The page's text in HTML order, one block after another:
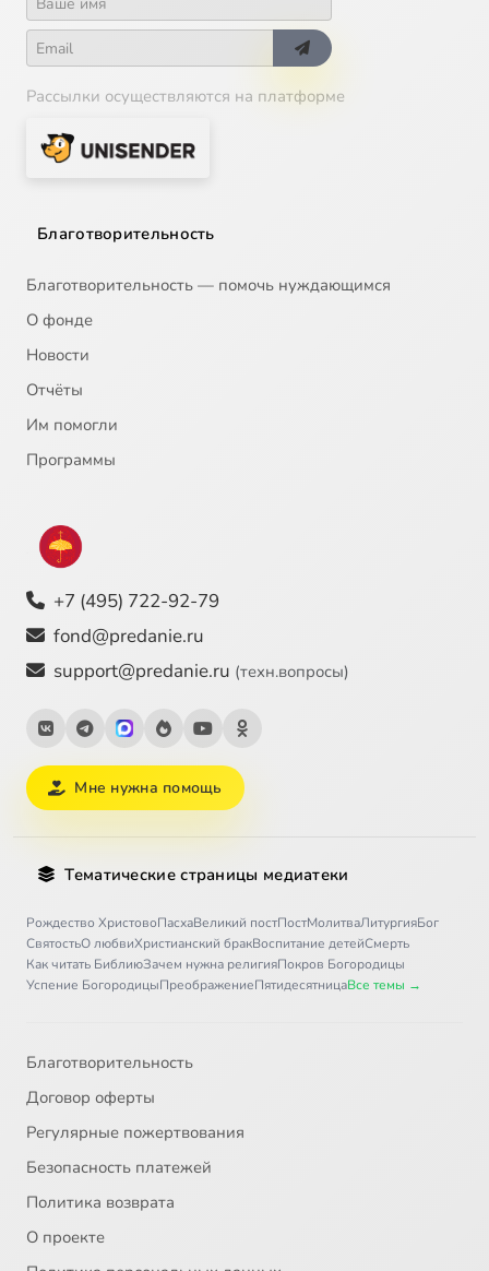
Рассылки осуществляются на платформе
Благотворительность
Благотворительность — помочь нуждающимся
О фонде
Новости
Отчёты
Им помогли
Программы
+7 (495) 722-92-79
fond@predanie.ru
support@predanie.ru (техн.вопросы)
Мне нужна помощь
Тематические страницы медиатеки
Рождество ХристовоПасхаВеликий постПостМолитваЛитургияБог
СвятостьО любвиХристианский бракВоспитание детейСмерть
Как читать БиблиюЗачем нужна религияПокров Богородицы
Успение БогородицыПреображениеПятидесятницаВсе темы →
Благотворительность
Договор оферты
Регулярные пожертвования
Безопасность платежей
Политика возврата
О проекте